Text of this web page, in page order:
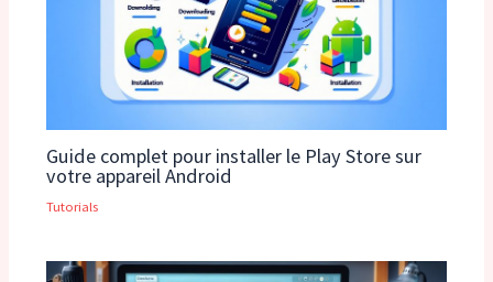
Guide complet pour installer le Play Store sur
votre appareil Android
Tutorials